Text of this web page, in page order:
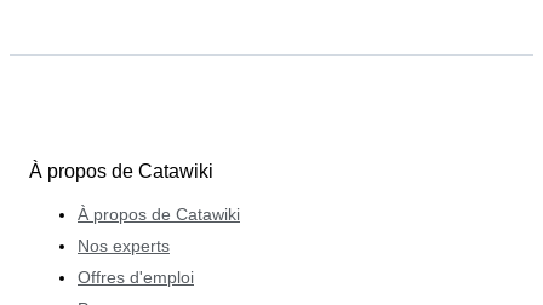
À propos de Catawiki
À propos de Catawiki
Nos experts
Offres d'emploi